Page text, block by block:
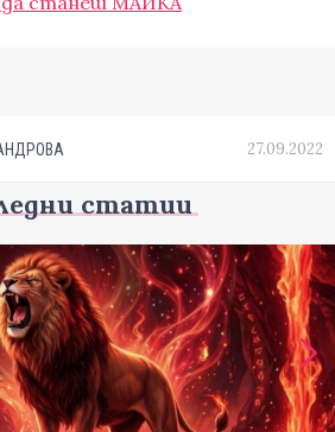
27.09.2022
статии